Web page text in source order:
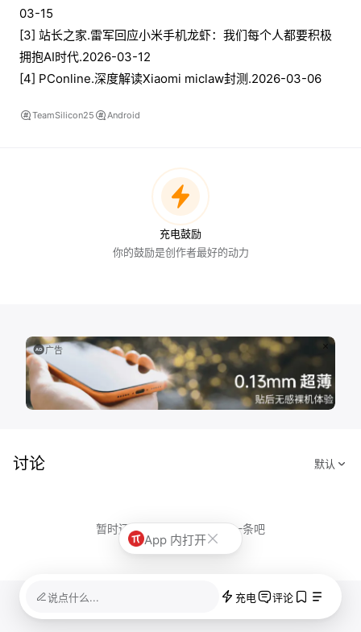
03-15
[3] 站长之家.雷军回应小米手机龙虾：我们每个人都要积极
拥抱AI时代.2026-03-12
[4] PConline.深度解读Xiaomi miclaw封测.2026-03-06
TeamSilicon25 Android
充电鼓励
你的鼓励是创作者最好的动力
广告
讨论
暂时还没有评论，先来评论一条吧
说点什么... 充电 评论
App 内打开